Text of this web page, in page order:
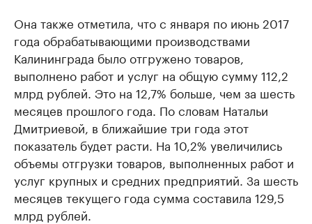
Она также отметила, что с января по июнь 2017
года обрабатывающими производствами
Калининграда было отгружено товаров,
выполнено работ и услуг на общую сумму 112,2
млрд рублей. Это на 12,7% больше, чем за шесть
месяцев прошлого года. По словам Натальи
Дмитриевой, в ближайшие три года этот
показатель будет расти. На 10,2% увеличились
объемы отгрузки товаров, выполненных работ и
услуг крупных и средних предприятий. За шесть
месяцев текущего года сумма составила 129,5
млрд рублей.